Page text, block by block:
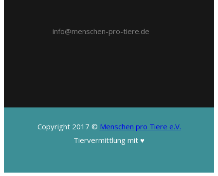
info@menschen-pro-tiere.de
Copyright 2017 © Menschen pro Tiere e.V.
Tiervermittlung mit ♥️